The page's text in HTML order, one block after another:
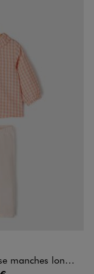
+ legging bébé